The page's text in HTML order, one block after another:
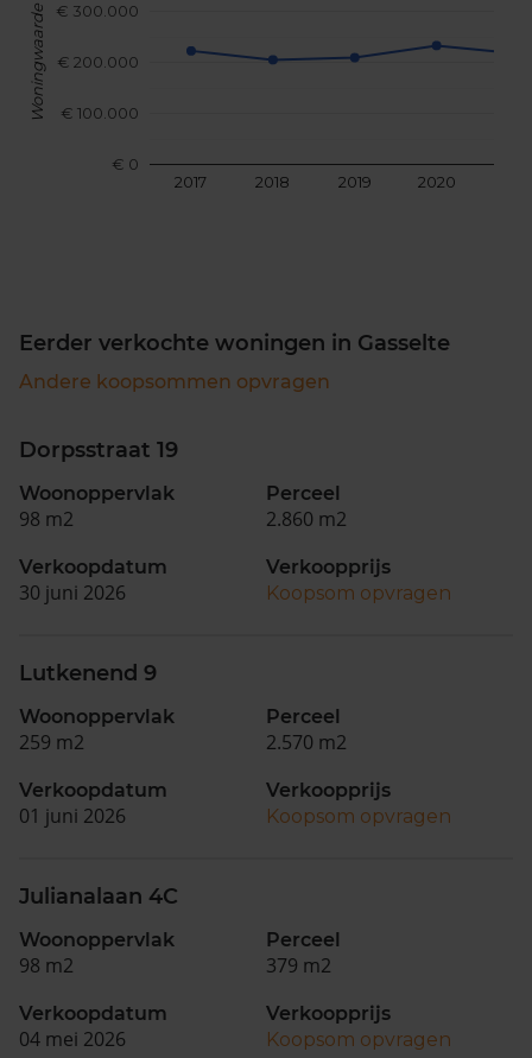
2017 2018 2019 2020
€ 0
€ 100.000
€ 200.000
€ 300.000
Woningwaarde
Eerder verkochte woningen in Gasselte
Andere koopsommen opvragen
Dorpsstraat 19
Woonoppervlak
98 m2
Perceel
2.860 m2
Verkoopdatum
30 juni 2026
Verkoopprijs
Koopsom opvragen
Lutkenend 9
Woonoppervlak
259 m2
Perceel
2.570 m2
Verkoopdatum
01 juni 2026
Verkoopprijs
Koopsom opvragen
Julianalaan 4C
Woonoppervlak
98 m2
Perceel
379 m2
Verkoopdatum
04 mei 2026
Verkoopprijs
Koopsom opvragen